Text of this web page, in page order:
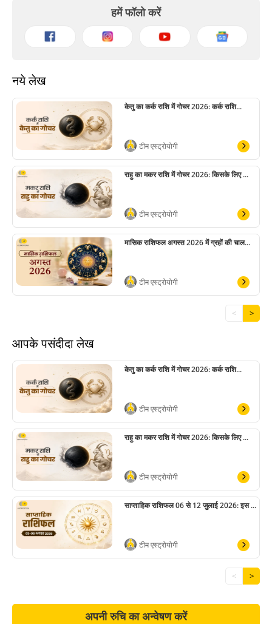
हमें फॉलो करें
नये लेख
केतु का कर्क राशि में गोचर 2026: कर्क राशि...
टीम एस्ट्रोयोगी
राहु का मकर राशि में गोचर 2026: किसके लिए ...
टीम एस्ट्रोयोगी
मासिक राशिफल अगस्त 2026 में ग्रहों की चाल...
टीम एस्ट्रोयोगी
< >
आपके पसंदीदा लेख
केतु का कर्क राशि में गोचर 2026: कर्क राशि...
टीम एस्ट्रोयोगी
राहु का मकर राशि में गोचर 2026: किसके लिए ...
टीम एस्ट्रोयोगी
साप्ताहिक राशिफल 06 से 12 जुलाई 2026: इस ...
टीम एस्ट्रोयोगी
< >
अपनी रुचि का अन्वेषण करें